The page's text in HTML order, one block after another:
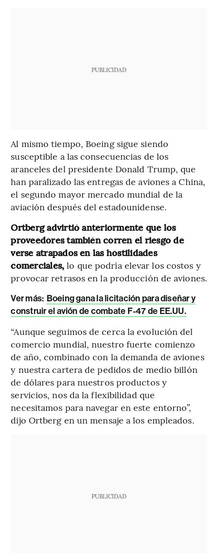
PUBLICIDAD
Al mismo tiempo, Boeing sigue siendo
susceptible a las consecuencias de los
aranceles del presidente Donald Trump, que
han paralizado las entregas de aviones a China,
el segundo mayor mercado mundial de la
aviación después del estadounidense.
Ortberg advirtió anteriormente que los
proveedores también corren el riesgo de
verse atrapados en las hostilidades
comerciales, lo que podría elevar los costos y
provocar retrasos en la producción de aviones.
Ver más: Boeing gana la licitación para diseñar y
construir el avión de combate F-47 de EE.UU.
“Aunque seguimos de cerca la evolución del
comercio mundial, nuestro fuerte comienzo
de año, combinado con la demanda de aviones
y nuestra cartera de pedidos de medio billón
de dólares para nuestros productos y
servicios, nos da la flexibilidad que
necesitamos para navegar en este entorno”,
dijo Ortberg en un mensaje a los empleados.
PUBLICIDAD